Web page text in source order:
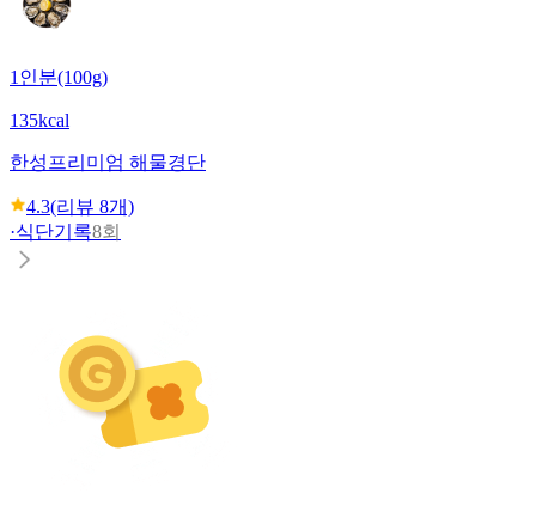
1인분(100g)
135kcal
한성 프리미엄 해물경단
4.3(리뷰 8개)
·식단기록8회